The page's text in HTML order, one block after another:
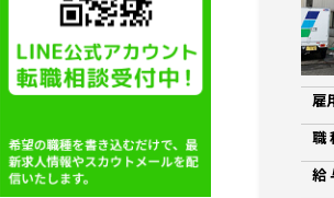
雇
職
給